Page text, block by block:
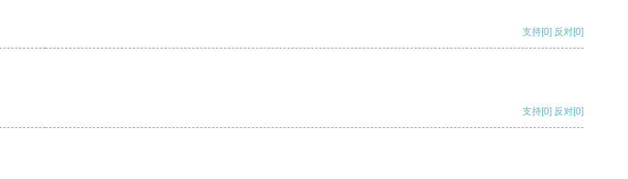
支持[0] 反对[0]
支持[0] 反对[0]